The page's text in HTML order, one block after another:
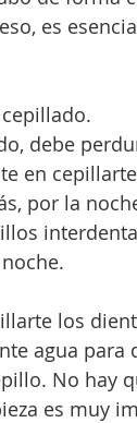
es
debe
en
por la
los
agua
No hay
es muy